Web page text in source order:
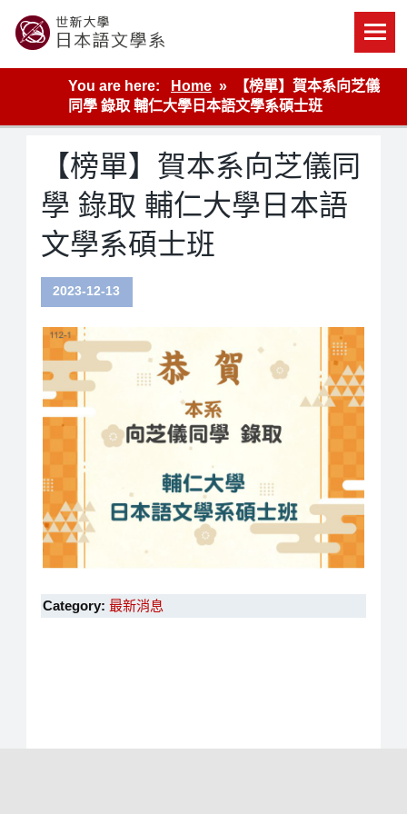
content
世新大學教學單位的網站
You are here:
Home
【榜單】賀本系向芝儀
同學 錄取 輔仁大學日本語文學系碩士班
【榜單】賀本系向芝儀同
學 錄取 輔仁大學日本語
文學系碩士班
2023-12-13
Category: 最新消息